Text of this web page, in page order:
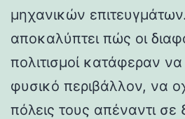
μηχανικών
αποκαλύπτει πώς οι
πολιτισμοί κατάφεραν
φυσικό περιβάλλον, να
πόλεις τους απέναντι σε